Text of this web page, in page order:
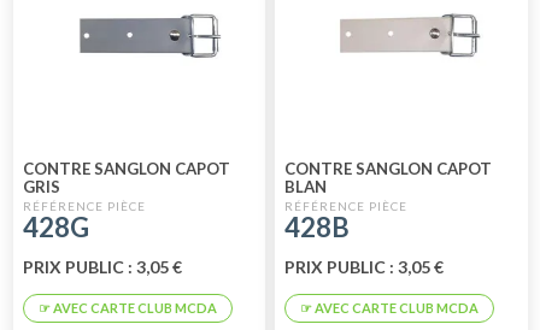
CONTRE SANGLON CAPOT
GRIS
428G
PRIX PUBLIC : 3,05 €
CONTRE SANGLON CAPOT
BLAN
428B
PRIX PUBLIC : 3,05 €